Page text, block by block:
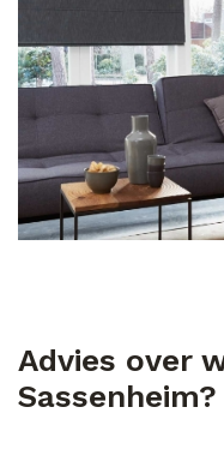
Advies over